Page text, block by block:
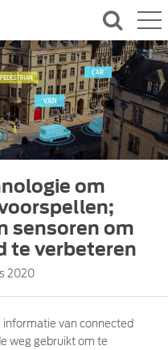
om
sensoren om
te verbeteren
2020
van connected
weg gebruikt om te